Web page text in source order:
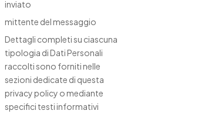
inviato
mittente del messaggio
Dettagli completi su ciascuna
tipologia di Dati Personali
raccolti sono forniti nelle
sezioni dedicate di questa
privacy policy o mediante
specifici testi informativi